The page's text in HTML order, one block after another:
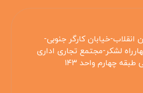
انقلاب-خیابان کارگر جنوبی-
لشکر-مجتمع تجاری اداری
طبقه چهارم واحد ۱۴۳